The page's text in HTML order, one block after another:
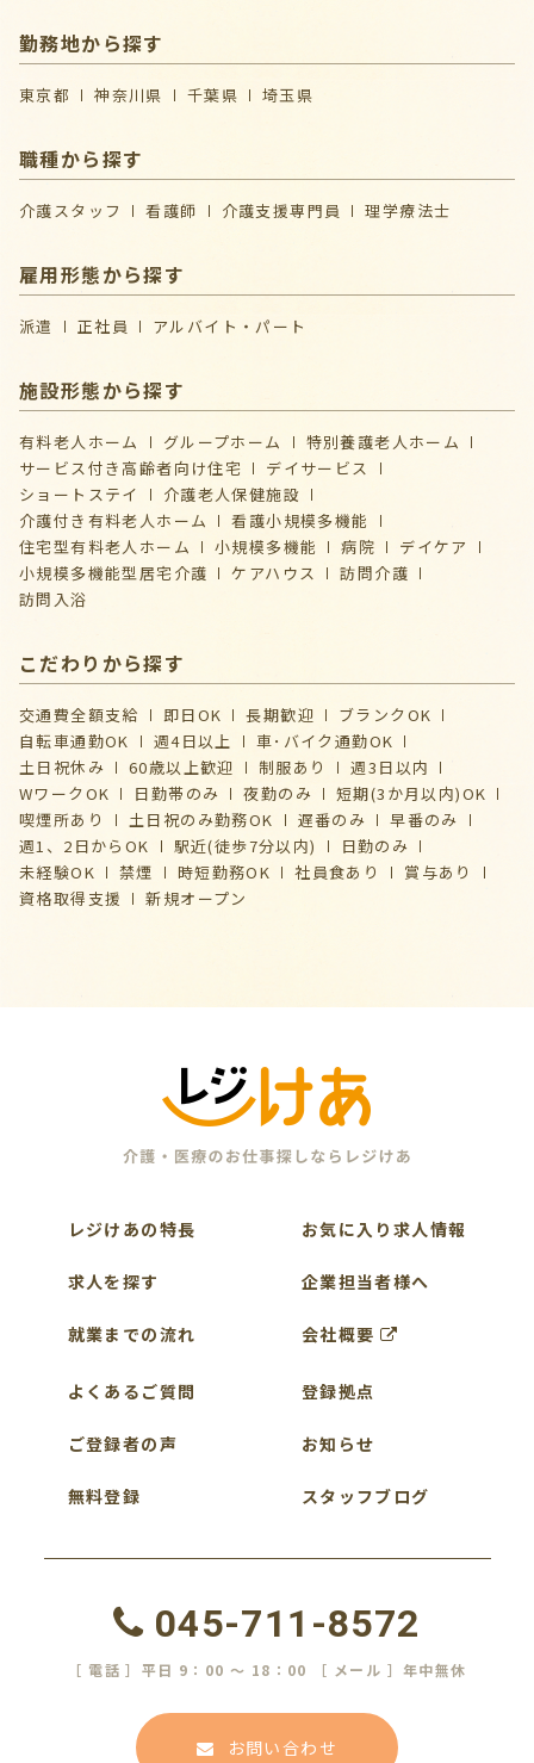
勤務地から探す
東京都 神奈川県 千葉県 埼玉県
職種から探す
介護スタッフ 看護師 介護支援専門員 理学療法士
雇用形態から探す
派遣 正社員 アルバイト・パート
施設形態から探す
有料老人ホーム グループホーム
特別養護老人ホーム
サービス付き高齢者向け住宅
デイサービス
ショートステイ
介護⽼⼈保健施設
介護付き有料老人ホーム
看護小規模多機能
住宅型有料老人ホーム
小規模多機能 病院
デイケア
⼩規模多機能型居宅介護
ケアハウス
訪問介護
訪問入浴
こだわりから探す
交通費全額支給 即日OK 長期歓迎
ブランクOK
自転車通勤OK
週4日以上
車･バイク通勤OK
土日祝休み
60歳以上歓迎 制服あり
週3日以内
WワークOK
日勤帯のみ 夜勤のみ
短期(3か月以内)OK
喫煙所あり
土日祝のみ勤務OK 遅番のみ
早番のみ
週1、2日からOK
駅近(徒歩7分以内)
日勤のみ
未経験OK
禁煙 時短勤務OK 社員食あり
賞与あり
資格取得支援
新規オープン
レジけあの特長
求人を探す
就業までの流れ
よくあるご質問
ご登録者の声
無料登録
お気に入り求人情報
企業担当者様へ
会社概要
登録拠点
お知らせ
スタッフブログ
045-711-8572
［ 電話 ］平日 9：00 ～ 18：00 ［ メール ］年中無休
お問い合わせ